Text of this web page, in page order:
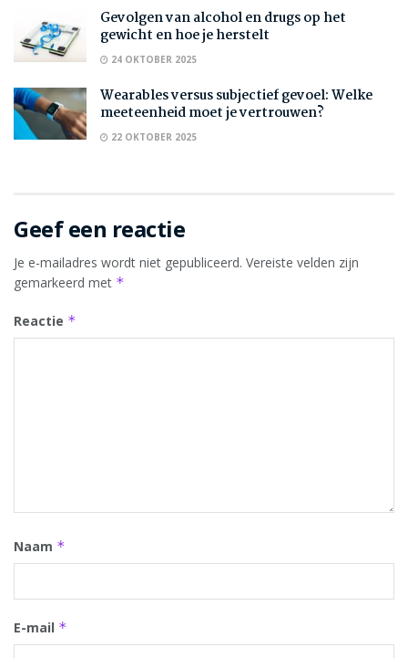
Gevolgen van alcohol en drugs op het
gewicht en hoe je herstelt
24 OKTOBER 2025
Wearables versus subjectief gevoel: Welke
meeteenheid moet je vertrouwen?
22 OKTOBER 2025
Geef een reactie
Je e-mailadres wordt niet gepubliceerd. Vereiste velden zijn
gemarkeerd met *
Reactie *
Naam *
E-mail *